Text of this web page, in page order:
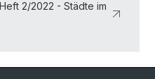
2/2022 - Städte im